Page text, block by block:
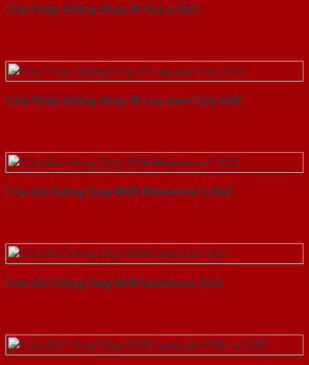
Cửa Thép Chống Cháy 2P1G2-a-SGD
Cửa Thép Chống Cháy 2P tay nam Cửa-SGD
Cửa Gỗ Chống Cháy MDF Melamine 1-SGD
Cửa Gỗ Chống Cháy MDF Laminate-SGD